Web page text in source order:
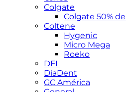
Colgate
Colgate 50%
Coltene
Hygenic
Micro Mega
Roeko
DFL
DiaDent
GC América